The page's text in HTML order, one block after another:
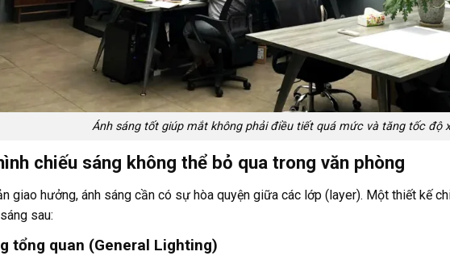
Ánh sáng tốt giúp mắt không phải điều tiết quá mức và tăng tốc độ
chiếu sáng không thể bỏ qua trong văn phòng
giao hưởng, ánh sáng cần có sự hòa quyện giữa các lớp (layer). Một thiết kế
sau:
tổng quan (General Lighting)